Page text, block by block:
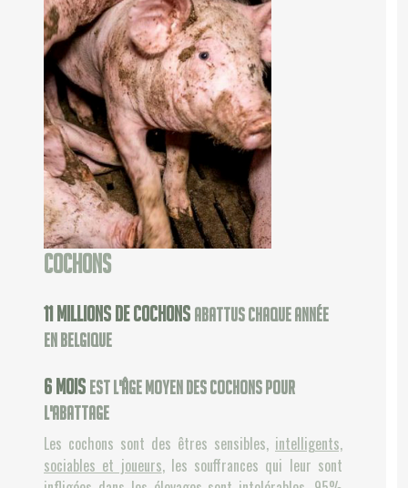
Cochons
11millions de cochons abattus chaque année
en Belgique
6 mois est l'âge moyen des cochons pour
l'abattage
Les cochons sont des êtres sensibles, intelligents,
sociables et joueurs, les souffrances qui leur sont